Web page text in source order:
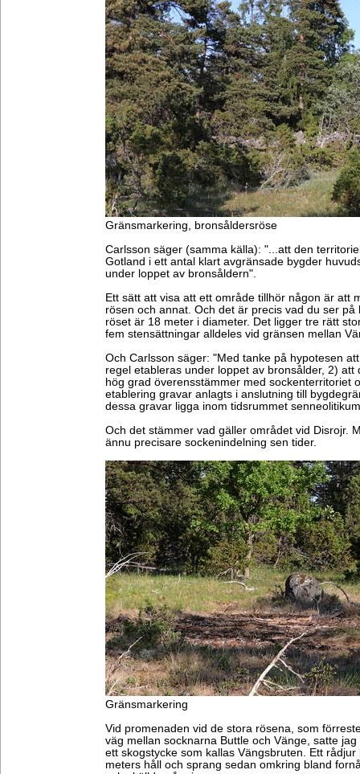
Gränsmarkering, bronsåldersröse
Carlsson säger (samma källa): "...att den
Gotland i ett antal klart avgränsade bygder
under loppet av bronsåldern".
Ett sätt att visa att ett område tillhör någon är att
rösen och annat. Och det är precis vad du ser på
röset är 18 meter i diameter. Det ligger tre rätt
fem stensättningar alldeles vid gränsen mellan
Och Carlsson säger: "Med tanke på hypotesen
regel etableras under loppet av bronsålder, 2) att
hög grad överensstämmer med sockenterritoriet
etablering gravar anlagts i anslutning till
dessa gravar ligga inom tidsrummet
Och det stämmer vad gäller området vid Disrojr.
ännu precisare sockenindelning sen tider.
Gränsmarkering
Vid promenaden vid de stora rösena, som
väg mellan socknarna Buttle och Vänge, satte
ett skogstycke som kallas Vängsbruten. Ett
meters håll och sprang sedan omkring bland